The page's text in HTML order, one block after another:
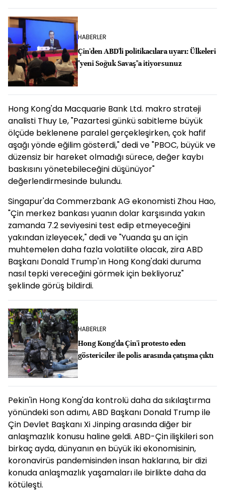
HABERLER
Çin'den ABD'li politikacılara uyarı: Ülkeleri
"yeni Soğuk Savaş"a itiyorsunuz
Hong Kong'da Macquarie Bank Ltd. makro strateji
analisti Thuy Le, "Pazartesi günkü sabitleme büyük
ölçüde beklenene paralel gerçekleşirken, çok hafif
aşağı yönde eğilim gösterdi," dedi ve "PBOC, büyük ve
düzensiz bir hareket olmadığı sürece, değer kaybı
baskısını yönetebileceğini düşünüyor"
değerlendirmesinde bulundu.
Singapur'da Commerzbank AG ekonomisti Zhou Hao,
"Çin merkez bankası yuanın dolar karşısında yakın
zamanda 7.2 seviyesini test edip etmeyeceğini
yakından izleyecek," dedi ve "Yuanda şu an için
muhtemelen daha fazla volatilite olacak, zira ABD
Başkanı Donald Trump'ın Hong Kong'daki duruma
nasıl tepki vereceğini görmek için bekliyoruz"
şeklinde görüş bildirdi.
HABERLER
Hong Kong'da Çin'i protesto eden
göstericiler ile polis arasında çatışma çıktı
Pekin'in Hong Kong'da kontrolü daha da sıkılaştırma
yönündeki son adımı, ABD Başkanı Donald Trump ile
Çin Devlet Başkanı Xi Jinping arasında diğer bir
anlaşmazlık konusu haline geldi. ABD-Çin ilişkileri son
birkaç ayda, dünyanın en büyük iki ekonomisinin,
koronavirüs pandemisinden insan haklarına, bir dizi
konuda anlaşmazlık yaşamaları ile birlikte daha da
kötüleşti.